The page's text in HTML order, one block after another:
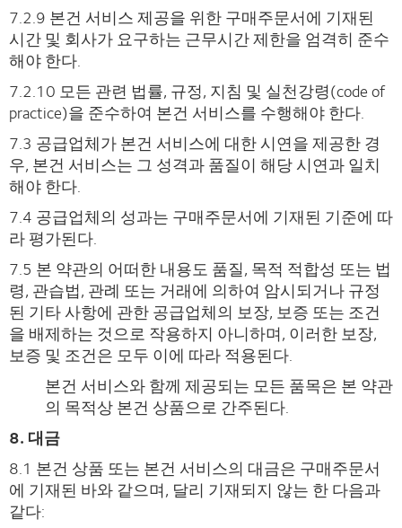
7.2.9 본건 서비스 제공을 위한 구매주문서에 기재된
시간 및 회사가 요구하는 근무시간 제한을 엄격히 준수
해야 한다.
7.2.10 모든 관련 법률, 규정, 지침 및 실천강령(code of
practice)을 준수하여 본건 서비스를 수행해야 한다.
7.3 공급업체가 본건 서비스에 대한 시연을 제공한 경
우, 본건 서비스는 그 성격과 품질이 해당 시연과 일치
해야 한다.
7.4 공급업체의 성과는 구매주문서에 기재된 기준에 따
라 평가된다.
7.5 본 약관의 어떠한 내용도 품질, 목적 적합성 또는 법
령, 관습법, 관례 또는 거래에 의하여 암시되거나 규정
된 기타 사항에 관한 공급업체의 보장, 보증 또는 조건
을 배제하는 것으로 작용하지 아니하며, 이러한 보장,
보증 및 조건은 모두 이에 따라 적용된다.
본건 서비스와 함께 제공되는 모든 품목은 본 약관
의 목적상 본건 상품으로 간주된다.
8. 대금
8.1 본건 상품 또는 본건 서비스의 대금은 구매주문서
에 기재된 바와 같으며, 달리 기재되지 않는 한 다음과
같다: